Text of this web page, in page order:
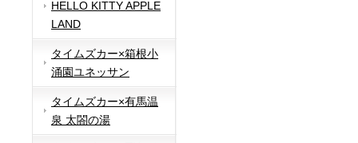
HELLO KITTY APPLE
LAND
タイムズカー×箱根小
涌園ユネッサン
タイムズカー×有馬温
泉 太閤の湯